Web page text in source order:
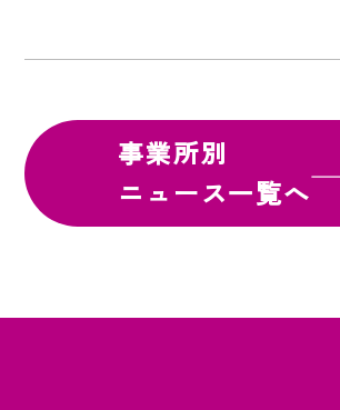
事業所別
ニュース一覧へ